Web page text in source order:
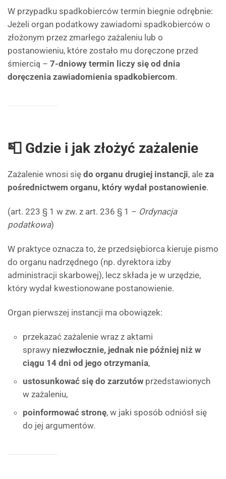
W przypadku spadkobierców termin biegnie odrębnie:
Jeżeli organ podatkowy zawiadomi spadkobierców o
złożonym przez zmarłego zażaleniu lub o
postanowieniu, które zostało mu doręczone przed
śmiercią – 7-dniowy termin liczy się od dnia
doręczenia zawiadomienia spadkobiercom.
📮 Gdzie i jak złożyć zażalenie
Zażalenie wnosi się do organu drugiej instancji, ale za
pośrednictwem organu, który wydał postanowienie.
(art. 223 § 1 w zw. z art. 236 § 1 – Ordynacja
podatkowa)
W praktyce oznacza to, że przedsiębiorca kieruje pismo
do organu nadrzędnego (np. dyrektora izby
administracji skarbowej), lecz składa je w urzędzie,
który wydał kwestionowane postanowienie.
Organ pierwszej instancji ma obowiązek:
przekazać zażalenie wraz z aktami
sprawy niezwłocznie, jednak nie później niż w
ciągu 14 dni od jego otrzymania,
ustosunkować się do zarzutów przedstawionych
w zażaleniu,
poinformować stronę, w jaki sposób odniósł się
do jej argumentów.